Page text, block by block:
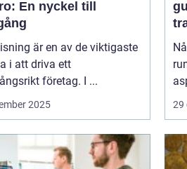
En nyckel till
är en av de viktigaste
i att driva ett
företag. I ...
2025 29